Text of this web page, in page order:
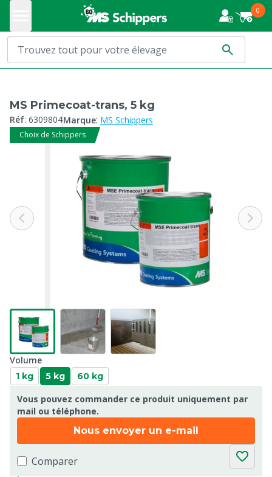
0
MS Primecoat-trans, 5 kg
Réf: 6309804Marque: MS Schippers
Choix de Schippers
Volume
1 kg 5 kg 60 kg
Vous pouvez commander ce produit uniquement par
mail ou téléphone.
Nous envoyer un e-mail
Comparer